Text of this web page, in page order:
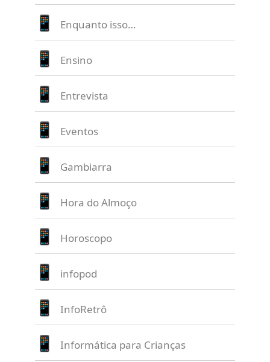
Enquanto isso…
Ensino
Entrevista
Eventos
Gambiarra
Hora do Almoço
Horoscopo
infopod
InfoRetrô
Informática para Crianças